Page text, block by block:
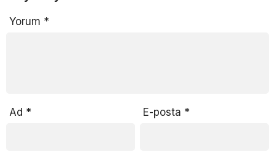
Yorum *
Ad * E-posta *